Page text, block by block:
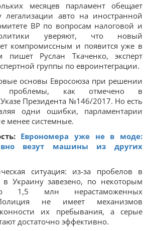
месяцев парламент обещает
легализации авто на иностранной
ВР по вопросам налоговой и
уверяют, что новый
компромиссным и появится уже в
Руслан Ткаченко, эксперт
группы по евроинтеграции.
основы Евросоюза при решении
проблемы, как отмечено в
Президента №146/2017. Но есть
одни ошибки, парламентарии
менее системные.
Еврономера уже не в моде:
везут машины из других
ситуация: из-за пробелов в
в Украину завезено, по некоторым
1,5 млн нерастаможенных
не имеет механизмов
их пребывания, а серые
достаточно эффективно.